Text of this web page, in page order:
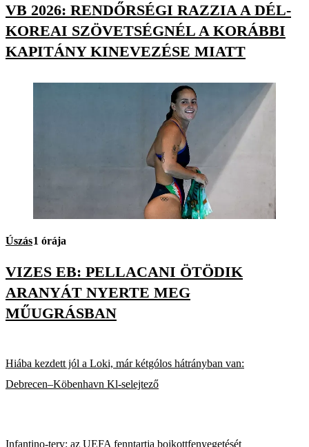
VB 2026: RENDŐRSÉGI RAZZIA A DÉL-
KOREAI SZÖVETSÉGNÉL A KORÁBBI
KAPITÁNY KINEVEZÉSE MIATT
Úszás1 órája
VIZES EB: PELLACANI ÖTÖDIK
ARANYÁT NYERTE MEG
MŰUGRÁSBAN
Hiába kezdett jól a Loki, már kétgólos hátrányban van:
Debrecen–Köbenhavn Kl-selejtező
Infantino-terv: az UEFA fenntartja bojkottfenyegetését